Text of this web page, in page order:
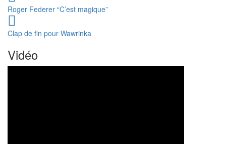
Roger Federer “C’est magique”
Clap de fin pour Wawrinka
Vidéo